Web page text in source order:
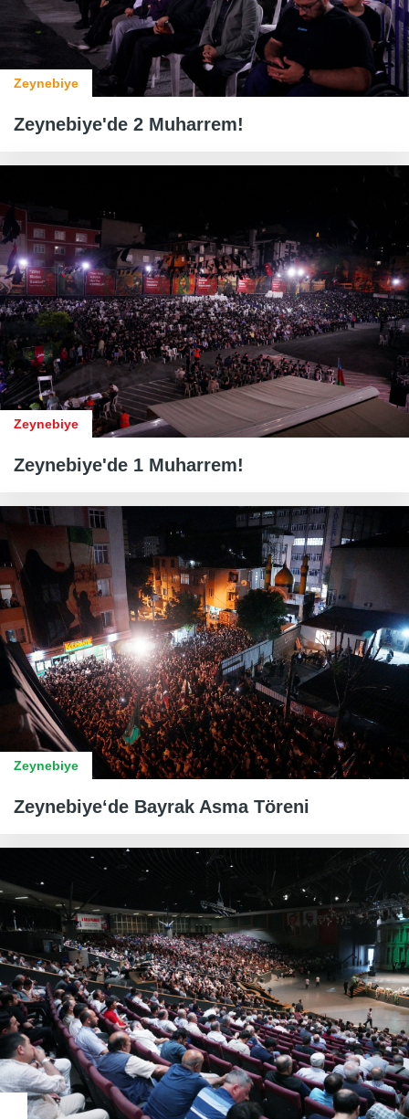
Zeynebiye
Zeynebiye'de 2 Muharrem!
Zeynebiye
Zeynebiye'de 1 Muharrem!
Zeynebiye
Zeynebiye‘de Bayrak Asma Töreni